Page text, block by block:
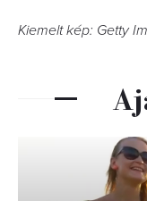
Kiemelt kép: Getty